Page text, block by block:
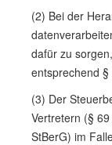
(2) Bei der
dafür zu
entsprechend
(3) Der
Vertretern (§
StBerG) im